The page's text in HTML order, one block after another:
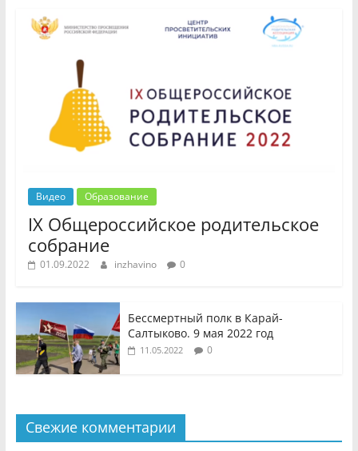
Видео Образование
IX Общероссийское родительское
собрание
01.09.2022 inzhavino 0
Бессмертный полк в Карай-
Салтыково. 9 мая 2022 год
11.05.2022 0
Свежие комментарии